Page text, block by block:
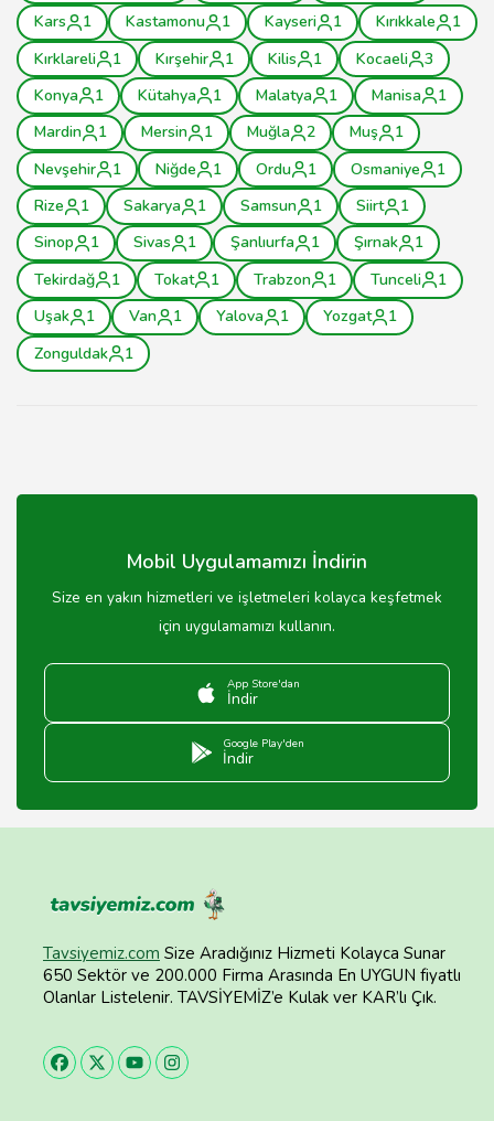
Kars
1 Kastamonu 1 Kayseri 1 Kırıkkale
1
Kırklareli
1 Kırşehir 1 Kilis 1 Kocaeli
3
Konya
1 Kütahya 1 Malatya 1 Manisa
1
Mardin
1 Mersin 1 Muğla 2 Muş
1
Nevşehir
1 Niğde 1 Ordu 1 Osmaniye
1
Rize
1 Sakarya 1 Samsun 1 Siirt
1
Sinop
1 Sivas 1 Şanlıurfa 1 Şırnak
1
Tekirdağ
1 Tokat 1 Trabzon 1 Tunceli
1
Uşak
1 Van 1 Yalova 1 Yozgat
1
Zonguldak
1
Mobil Uygulamamızı İndirin
Size en yakın hizmetleri ve işletmeleri kolayca keşfetmek
için uygulamamızı kullanın.
App Store'dan
İndir
Google Play'den
İndir
Tavsiyemiz.com Size Aradığınız Hizmeti Kolayca Sunar
650 Sektör ve 200.000 Firma Arasında En UYGUN fiyatlı
Olanlar Listelenir. TAVSİYEMİZ’e Kulak ver KAR’lı Çık.